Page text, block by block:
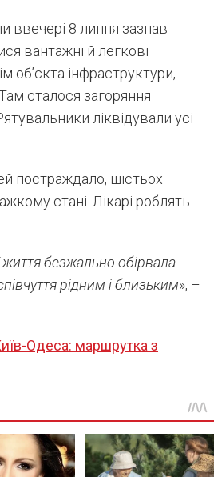
ввечері 8 липня зазнав
вантажні й легкові
об’єкта інфраструктури,
сталося загоряння
ліквідували усі
постраждало, шістьох
стані. Лікарі роблять
безжально обірвала
рідним і близьким», –
Одеса: маршрутка з